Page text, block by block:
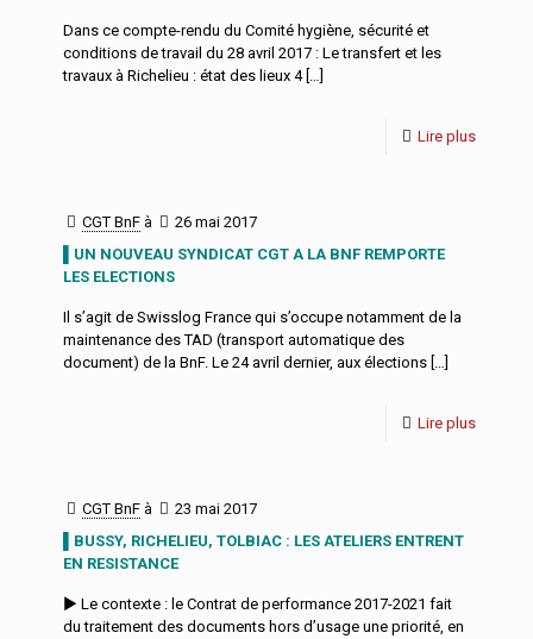
Dans ce compte-rendu du Comité hygiène, sécurité et
conditions de travail du 28 avril 2017 : Le transfert et les
travaux à Richelieu : état des lieux 4[…]
Lire plus
CGT BnF à
26 mai 2017
▌UN NOUVEAU SYNDICAT CGT A LA BNF REMPORTE
LES ELECTIONS
Il s’agit de Swisslog France qui s’occupe notamment de la
maintenance des TAD (transport automatique des
document) de la BnF. Le 24 avril dernier, aux élections […]
Lire plus
CGT BnF à
23 mai 2017
▌BUSSY, RICHELIEU, TOLBIAC : LES ATELIERS ENTRENT
EN RESISTANCE
► Le contexte : le Contrat de performance 2017-2021 fait
du traitement des documents hors d’usage une priorité, en